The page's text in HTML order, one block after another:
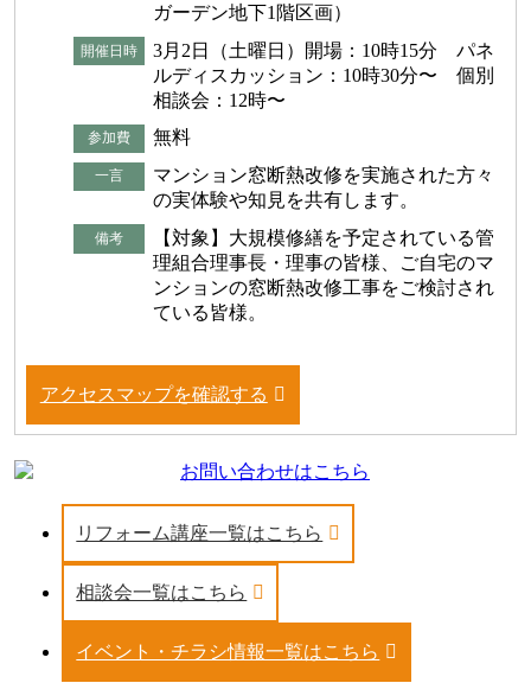
ガーデン地下1階区画）
開催日時
3月2日（土曜日）開場：10時15分 パネ
ルディスカッション：10時30分〜 個別
相談会：12時〜
参加費 無料
一言
マンション窓断熱改修を実施された方々
の実体験や知見を共有します。
備考
【対象】大規模修繕を予定されている管
理組合理事長・理事の皆様、ご自宅のマ
ンションの窓断熱改修工事をご検討され
ている皆様。
アクセスマップを確認する
リフォーム講座一覧はこちら
相談会一覧はこちら
イベント・チラシ情報一覧はこちら